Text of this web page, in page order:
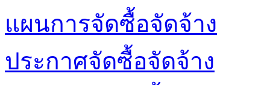
แผนการจัดซื้อจัดจ้าง
ประกาศจัดซื้อจัดจ้าง